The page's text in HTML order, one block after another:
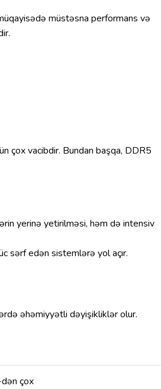
müstəsna performans və
çox vacibdir. Bundan başqa, DDR5
yerinə yetirilməsi, həm də intensiv
sərf edən sistemlərə yol açır.
əhəmiyyətli dəyişikliklər olur.
çox